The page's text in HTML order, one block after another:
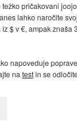
pričakovani
lahko naročite
$ v €, ampak
napoveduje
na testin se